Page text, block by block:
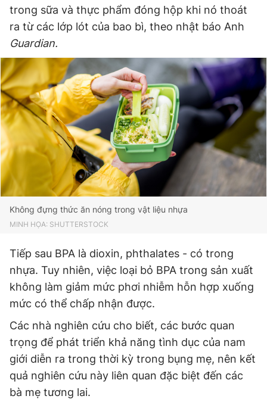
trong sữa và thực phẩm đóng hộp khi nó thoát
ra từ các lớp lót của bao bì, theo nhật báo Anh
Guardian.
Không đựng thức ăn nóng trong vật liệu nhựa
MINH HỌA: SHUTTERSTOCK
Tiếp sau BPA là dioxin, phthalates - có trong
nhựa. Tuy nhiên, việc loại bỏ BPA trong sản xuất
không làm giảm mức phơi nhiễm hỗn hợp xuống
mức có thể chấp nhận được.
Các nhà nghiên cứu cho biết, các bước quan
trọng để phát triển khả năng tình dục của nam
giới diễn ra trong thời kỳ trong bụng mẹ, nên kết
quả nghiên cứu này liên quan đặc biệt đến các
bà mẹ tương lai.